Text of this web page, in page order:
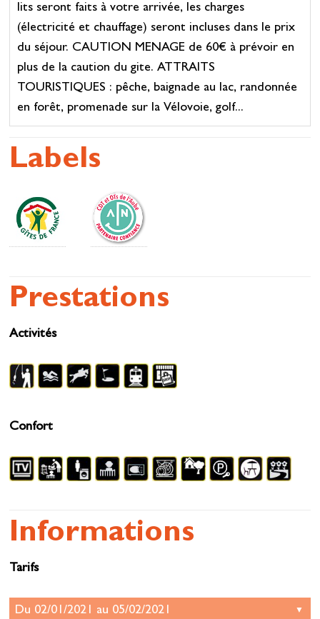
lits seront faits à votre arrivée, les charges
(électricité et chauffage) seront incluses dans le prix
du séjour. CAUTION MENAGE de 60€ à prévoir en
plus de la caution du gite. ATTRAITS
TOURISTIQUES : pêche, baignade au lac, randonnée
en forêt, promenade sur la Vélovoie, golf...
Labels
Prestations
Activités
Confort
Informations
Tarifs